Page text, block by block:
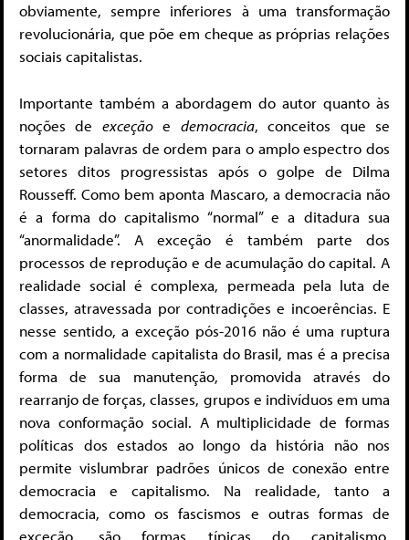
obviamente, sempre inferiores à uma transformação
revolucionária, que põe em cheque as próprias relações
sociais capitalistas.
Importante também a abordagem do autor quanto às
noções de exceçãoe democracia, conceitos que se
tornaram palavras de ordem para o amplo espectro dos
setores ditos progressistas após o golpe de Dilma
Rousseff. Como bem aponta Mascaro, a democracia não
é a forma do capitalismo “normal” e a ditadura sua
“anormalidade”. A exceção é também parte dos
processos de reprodução e de acumulação do capital. A
realidade social é complexa, permeada pela luta de
classes, atravessada por contradições e incoerências. E
nesse sentido, a exceção pós-2016 não é uma ruptura
com a normalidade capitalista do Brasil, mas é a precisa
forma de sua manutenção, promovida através do
rearranjo de forças, classes, grupos e indivíduos em uma
nova conformação social. A multiplicidade de formas
políticas dos estados ao longo da história não nos
permite vislumbrar padrões únicos de conexão entre
democracia e capitalismo. Na realidade, tanto a
democracia, como os fascismos e outras formas de
exceção, são formas típicas do capitalismo,